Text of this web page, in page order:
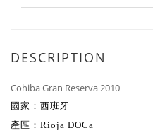
DESCRIPTION
Cohiba Gran Reserva 2010
國家：西班牙
產區：Rioja DOCa